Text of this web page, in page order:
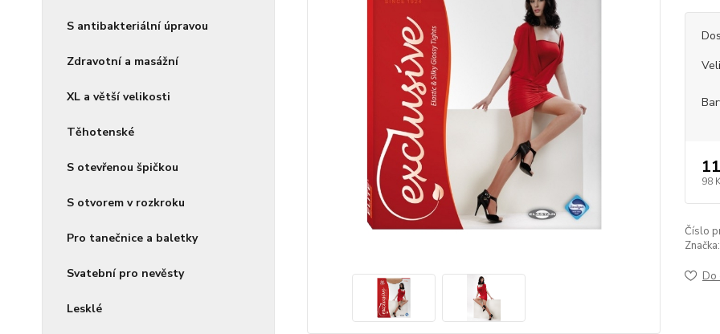
S antibakteriální úpravou
Zdravotní a masážní
XL a větší velikosti
Těhotenské
S otevřenou špičkou
S otvorem v rozkroku
Pro tanečnice a baletky
Svatební pro nevěsty
Lesklé
98
Číslo
Značka:
Do